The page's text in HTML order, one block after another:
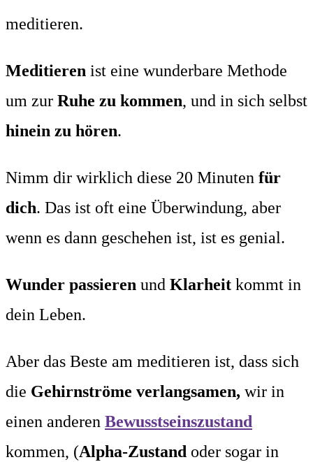
meditieren.
Meditieren ist eine wunderbare Methode
um zur Ruhe zu kommen, und in sich selbst
hinein zu hören.
Nimm dir wirklich diese 20 Minuten für
dich. Das ist oft eine Überwindung, aber
wenn es dann geschehen ist, ist es genial.
Wunder passieren und Klarheit kommt in
dein Leben.
Aber das Beste am meditieren ist, dass sich
die Gehirnströme verlangsamen, wir in
einen anderen Bewusstseinszustand
kommen, (Alpha-Zustand oder sogar in